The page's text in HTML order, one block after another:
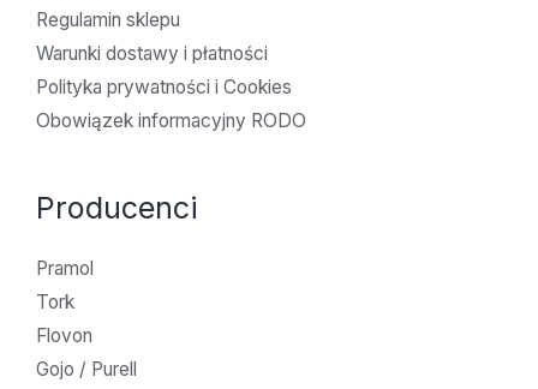
Regulamin sklepu
Warunki dostawy i płatności
Polityka prywatności i Cookies
Obowiązek informacyjny RODO
Producenci
Pramol
Tork
Flovon
Gojo / Purell